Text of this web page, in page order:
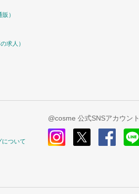
販）
求人）
について
@cosme 公式SNSアカウント